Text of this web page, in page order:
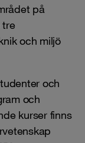
på
tre
och miljö
och
och
kurser finns